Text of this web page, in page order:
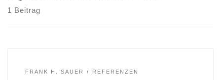
1 Beitrag
FRANK H. SAUER REFERENZEN